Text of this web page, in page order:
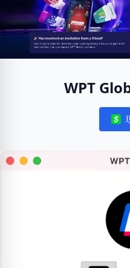
WPT